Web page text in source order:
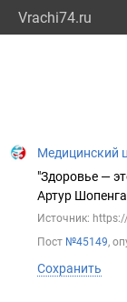
Vrachi74.ru
Медицинский
"Здоровье —
Артур
Источник:
Пост №45149,
Сохранить